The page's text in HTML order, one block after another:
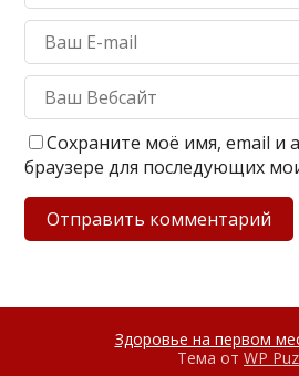
Сохраните моё имя, email и
браузере для последующих
Здоровье на первом
Тема от WP